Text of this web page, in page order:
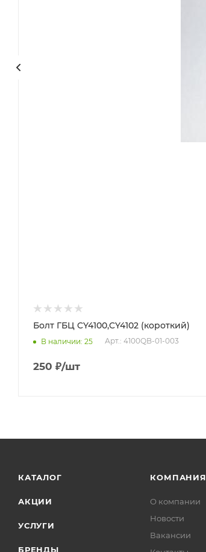
Болт ГБЦ CY4100,CY4102 (короткий)
В наличии: 25 Арт.: 4100QB-01-003
250 ₽/шт
КАТАЛОГ
АКЦИИ
УСЛУГИ
БРЕНДЫ
КОМПАНИЯ
О компании
Новости
Вакансии